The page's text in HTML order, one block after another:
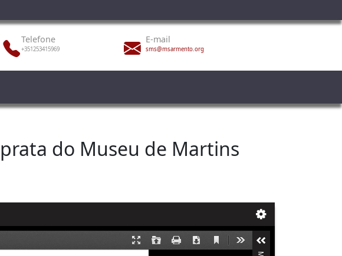
Telefone
+351253415969
E-mail
sms@msarmento.org
do Museu de Martins